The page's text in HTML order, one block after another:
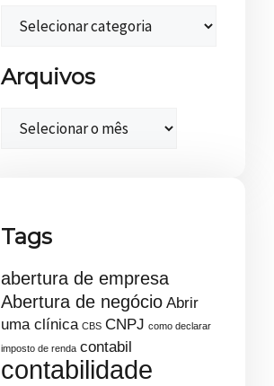
Arquivos
Tags
abertura de empresa
Abertura de negócio Abrir
uma clínica CBS CNPJ como declarar
imposto de renda contabil
contabilidade